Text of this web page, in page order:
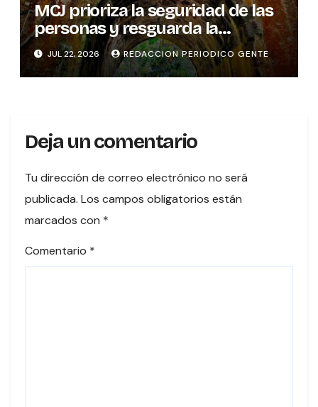
MCJ prioriza la seguridad de las
personas y resguarda la
memoria histórica del puente
sobre el río Tures
JUL 22, 2026 REDACCION PERIODICO GENTE
Deja un comentario
Tu dirección de correo electrónico no será
publicada. Los campos obligatorios están
marcados con *
Comentario *